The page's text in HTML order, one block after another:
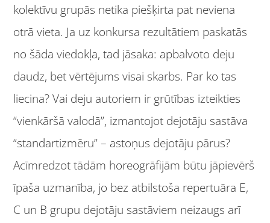
kolektīvu grupās netika piešķirta pat neviena
otrā vieta. Ja uz konkursa rezultātiem paskatās
no šāda viedokļa, tad jāsaka: apbalvoto deju
daudz, bet vērtējums visai skarbs. Par ko tas
liecina? Vai deju autoriem ir grūtības izteikties
“vienkāršā valodā”, izmantojot dejotāju sastāva
“standartizmēru” – astoņus dejotāju pārus?
Acīmredzot tādām horeogrāfijām būtu jāpievērš
īpaša uzmanība, jo bez atbilstoša repertuāra E,
C un B grupu dejotāju sastāviem neizaugs arī